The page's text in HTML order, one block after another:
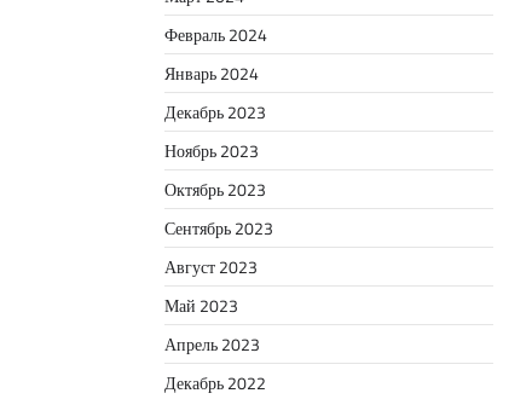
Февраль 2024
Январь 2024
Декабрь 2023
Ноябрь 2023
Октябрь 2023
Сентябрь 2023
Август 2023
Май 2023
Апрель 2023
Декабрь 2022